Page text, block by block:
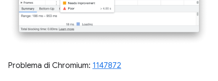
Problema di Chromium: 1147872